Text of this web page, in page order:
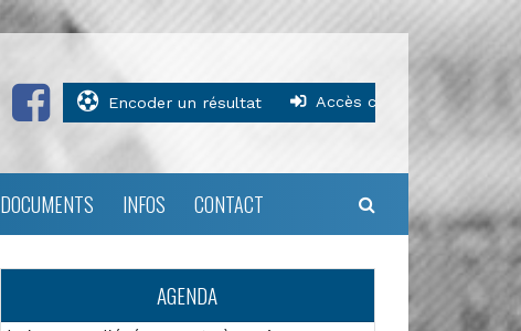
Encoder un résultat Accès clubs
DOCUMENTS INFOS CONTACT
AGENDA